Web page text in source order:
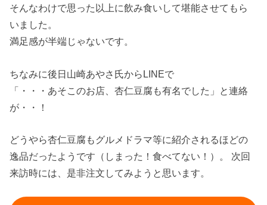
そんなわけで思った以上に飲み食いして堪能させてもら
いました。
満足感が半端じゃないです。
ちなみに後日山崎あやさ氏からLINEで
「・・・あそこのお店、杏仁豆腐も有名でした」と連絡
が・・！
どうやら杏仁豆腐もグルメドラマ等に紹介されるほどの
逸品だったようです（しまった！食べてない！）。 次回
来訪時には、是非注文してみようと思います。